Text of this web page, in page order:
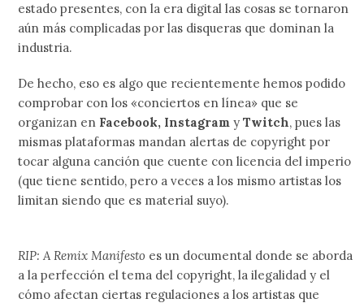
estado presentes, con la era digital las cosas se tornaron
aún más complicadas por las disqueras que dominan la
industria.
De hecho, eso es algo que recientemente hemos podido
comprobar con los «conciertos en línea» que se
organizan en Facebook, InstagramyTwitch, pues las
mismas plataformas mandan alertas de copyright por
tocar alguna canción que cuente con licencia del imperio
(que tiene sentido, pero a veces a los mismo artistas los
limitan siendo que es material suyo).
RIP: A Remix Manifesto es un documental donde se aborda
a la perfección el tema del copyright, la ilegalidad y el
cómo afectan ciertas regulaciones a los artistas que